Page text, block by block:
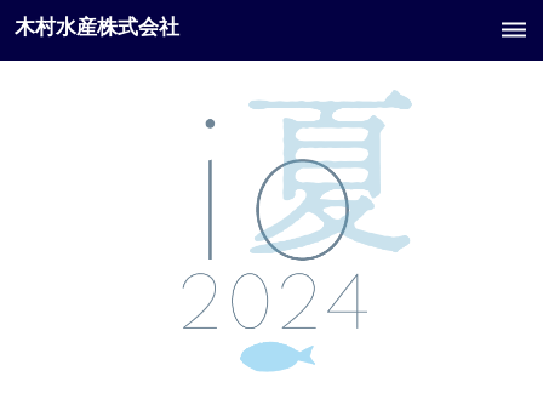
木村水産株式会社 dehaze